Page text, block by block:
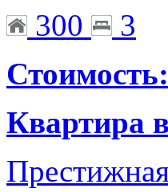
300
3
Квартира